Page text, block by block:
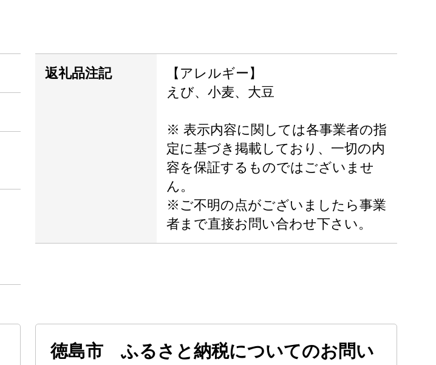
返礼品注記
【アレルギー】
えび、小麦、大豆
※ 表示内容に関しては各事業者の指
定に基づき掲載しており、一切の内
容を保証するものではございませ
ん。
※ご不明の点がございましたら事業
者まで直接お問い合わせ下さい。
徳島市 ふるさと納税についてのお問い